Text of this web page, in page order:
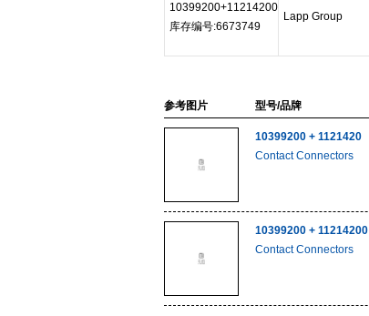
10399200+11214200
库存编号:6673749
Lapp Group
参考图片 型号/品牌
10399200 + 1121420
Contact Connectors
10399200 + 11214200
Contact Connectors